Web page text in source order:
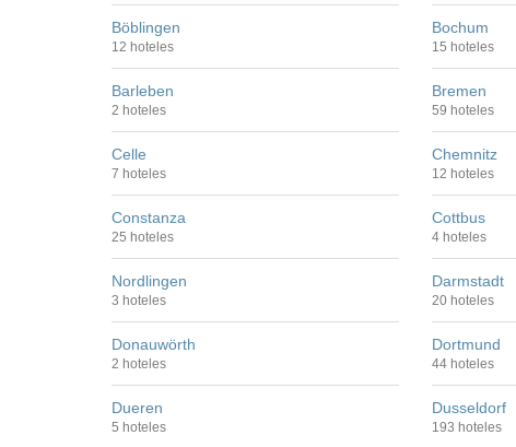
Böblingen
12 hoteles
Bochum
15 hoteles
Barleben
2 hoteles
Bremen
59 hoteles
Celle
7 hoteles
Chemnitz
12 hoteles
Constanza
25 hoteles
Cottbus
4 hoteles
Nordlingen
3 hoteles
Darmstadt
20 hoteles
Donauwörth
2 hoteles
Dortmund
44 hoteles
Dueren
5 hoteles
Dusseldorf
193 hoteles